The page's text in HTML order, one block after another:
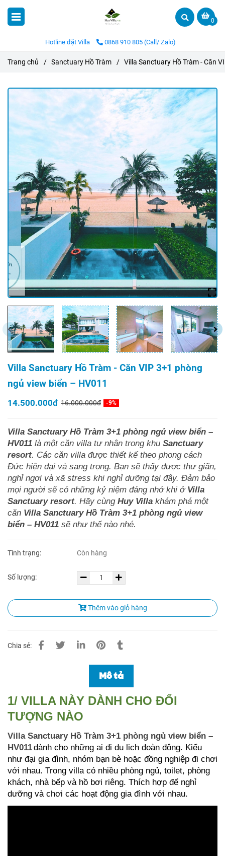
0
Hotline đặt Villa 0868 910 805 (Call/ Zalo)
Trang chủ / Sanctuary Hồ Tràm / Villa Sanctuary Hồ Tràm - Căn
Villa Sanctuary Hồ Tràm - Căn VIP 3+1 phòng
ngủ view biển – HV011
14.500.000đ 16.000.000đ -9%
Villa Sanctuary Hồ Tràm 3+1 phòng ngủ view biển –
HV011 là một căn villa tư nhân trong khu Sanctuary
resort. Các căn villa được thiết kế theo phong cách
Đức hiện đại và sang trọng. Bạn sẽ thấy được thư giãn,
nghỉ ngơi và xã stress khi nghỉ dưỡng tại đây. Đảm bảo
mọi người sẽ có những kỷ niệm đáng nhớ khi ở Villa
Sanctuary resort. Hãy cùng Huy Villa khám phá một
căn Villa Sanctuary Hồ Tràm 3+1 phòng ngủ view
biển – HV011 sẽ như thế nào nhé.
Tình trạng: Còn hàng
Số lượng:
Thêm vào giỏ hàng
Chia sẻ:
Mô tả
1/ VILLA NÀY DÀNH CHO ĐỐI
TƯỢNG NÀO
Villa Sanctuary Hồ Tràm 3+1 phòng ngủ view biển –
HV011dành cho những ai đi du lịch đoàn đông. Kiểu
như đại gia đình, nhóm bạn bè hoặc đồng nghiệp đi chơi
với nhau. Trong villa có nhiều phòng ngủ, toilet, phòng
khách, nhà bếp và hồ bơi riêng. Thích hợp để nghỉ
dưỡng và chơi các hoạt động gia đình với nhau.